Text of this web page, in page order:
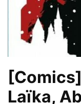
Laïka,